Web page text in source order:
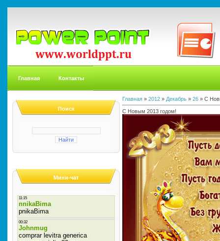
Главная Контакты
Поиск
Мини-чат
Главная » 2012 » Декабрь » 26 » С
С Новым 2013 годом!